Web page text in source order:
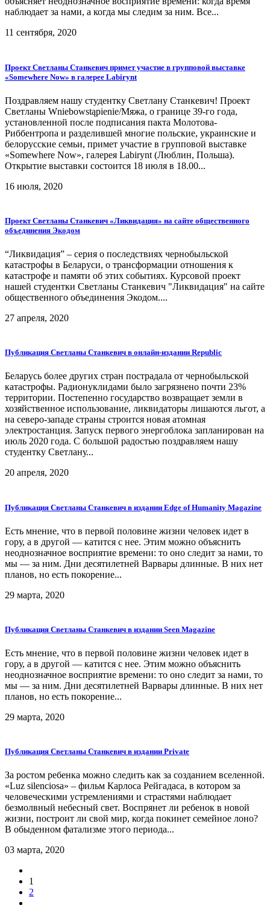
наблюдает за нами, а когда мы следим за ним. Все...
11 сентября, 2020
Проект Светланы Станкевич примет участие в групповой выставке
«Somewhere Now» в галерее Labirynt
Поздравляем нашу студентку Светлану Станкевич! Проект
Светланы Wniebowstąpienie/Мяжа, о границе 39-го года,
установленной после подписания пакта Молотова-
Риббентропа и разделившей многие польские, украинские и
белорусские семьи, примет участие в групповой выставке
«Somewhere Now», галерея Labirynt (Люблин, Польша).
Открытие выставки состоится 18 июля в 18.00...
16 июля, 2020
Проект Светланы Станкевич «Ликвидация» на сайте общественного
объединения Экодом
“Ликвидация” – серия о последствиях чернобыльской
катастрофы в Беларуси, о трансформации отношения к
катастрофе и памяти об этих событиях. Курсовой проект
нашей студентки Светланы Станкевич "Ликвидация" на сайте
общественного объединения Экодом....
27 апреля, 2020
Публикация Светланы Станкевич в онлайн-издании Republic
Беларусь более других стран пострадала от чернобыльской
катастрофы. Радионуклидами было загрязнено почти 23%
территории. Постепенно государство возвращает земли в
хозяйственное использование, ликвидаторы лишаются льгот, а
на северо-западе страны строится новая атомная
электростанция. Запуск первого энергоблока запланирован на
июль 2020 года. С большой радостью поздравляем нашу
студентку Светлану...
20 апреля, 2020
Публикация Светланы Станкевич в издании Edge of Humanity Magazine
Есть мнение, что в первой половине жизни человек идет в
гору, а в другой — катится с нее. Этим можно объяснить
неоднозначное восприятие времени: то оно следит за нами, то
мы — за ним. Дни десятилетней Варвары длинные. В них нет
планов, но есть покорение...
29 марта, 2020
Публикация Светланы Станкевич в издании Seen Magazine
Есть мнение, что в первой половине жизни человек идет в
гору, а в другой — катится с нее. Этим можно объяснить
неоднозначное восприятие времени: то оно следит за нами, то
мы — за ним. Дни десятилетней Варвары длинные. В них нет
планов, но есть покорение...
29 марта, 2020
Публикация Светланы Станкевич в издании Private
За ростом ребенка можно следить как за ⁠созданием вселенной.
«Luz silenciosa» – фильм Карлоса ⁠Рейгадаса, в котором за
человеческими устремлениями и страстями наблюдает
безмолвный небесный свет. Воспрянет ли ребенок в новой
жизни, построит ли свой мир, когда покинет семейное лоно?
В обыденном фатализме этого периода...
03 марта, 2020
1
2